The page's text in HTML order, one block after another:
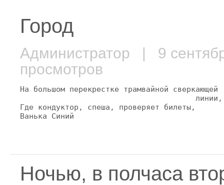
Город
Администратор | 9
просмотров
На большом перекрестке трамвайной сверкающей
                                       линии,
Где кондуктор, спеша, проверяет билеты,
Ванька Синий
Ночью, в полчаса